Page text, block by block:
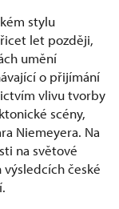
stylu
let později,
umění
o přijímání
vlivu tvorby
scény,
Niemeyera. Na
na světové
výsledcích české